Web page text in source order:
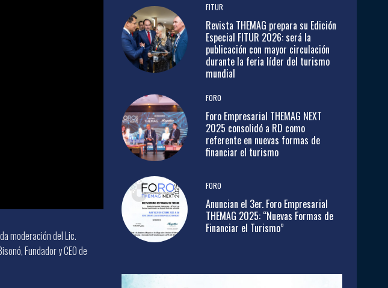
moderación del Lic.
Fundador y CEO de
FITUR
Revista THEMAG prepara su Edición
Especial FITUR 2026: será la
publicación con mayor circulación
durante la feria líder del turismo
mundial
FORO
Foro Empresarial THEMAG NEXT
2025 consolidó a RD como
referente en nuevas formas de
financiar el turismo
FORO
Anuncian el 3er. Foro Empresarial
THEMAG 2025: “Nuevas Formas de
Financiar el Turismo”